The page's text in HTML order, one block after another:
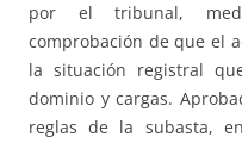
por el tribunal,
comprobación de que el
la situación registral
dominio y cargas.
reglas de la subasta,